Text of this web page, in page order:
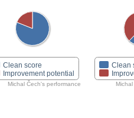
Clean score
Improvement potential
Michal Čech's performance
Clean